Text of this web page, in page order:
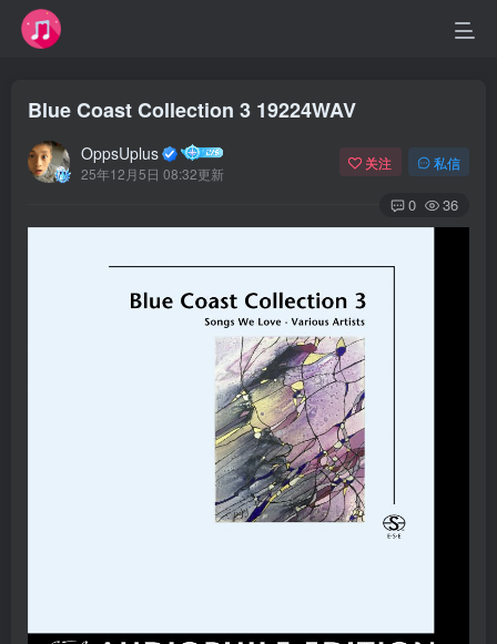
Blue Coast Collection 3 19224WAV
OppsUplus
25年12月5日 08:32更新
关注 私信
0 36